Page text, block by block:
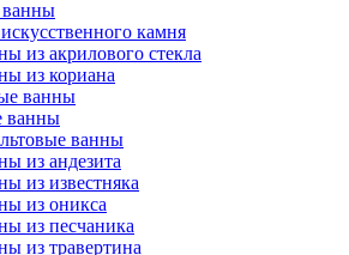
камня
из акрилового стекла
из кориана
ванны
ванны
ванны
из андезита
из известняка
из оникса
из песчаника
из травертина